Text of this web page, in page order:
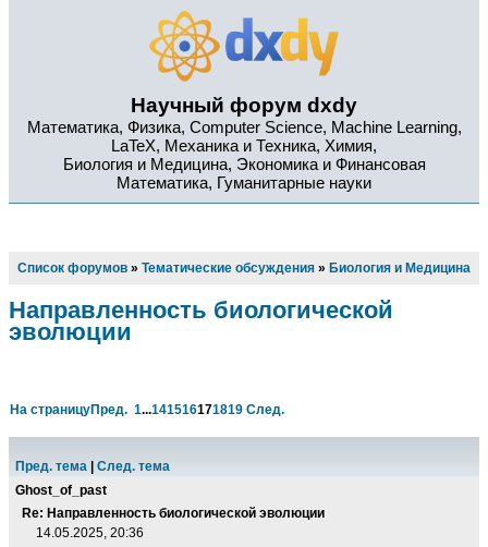
Научный форум dxdy
Математика, Физика, Computer Science, Machine Learning,
LaTeX, Механика и Техника, Химия,
Биология и Медицина, Экономика и Финансовая
Математика, Гуманитарные науки
Список форумов » Тематические обсуждения » Биология и Медицина
Направленность биологической
эволюции
На страницуПред. 1...141516171819 След.
Пред. тема
След. тема
Ghost_of_past
Re: Направленность биологической эволюции
14.05.2025, 20:36